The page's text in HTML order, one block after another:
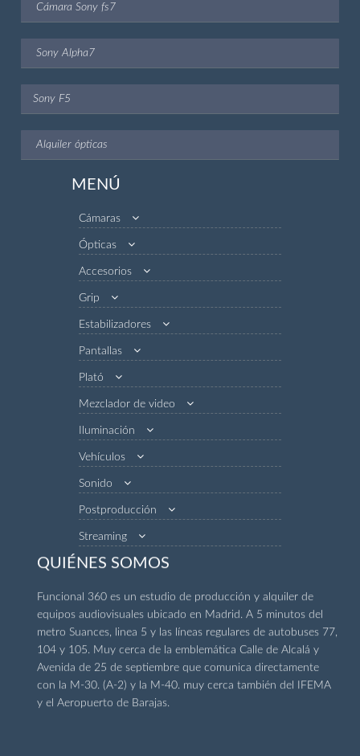
Cámara Sony fs7
Sony Alpha7
Sony F5
Alquiler ópticas
MENÚ
Cámaras
Ópticas
Accesorios
Grip
Estabilizadores
Pantallas
Plató
Mezclador de video
Iluminación
Vehículos
Sonido
Postproducción
Streaming
QUIÉNES SOMOS
Funcional 360 es un estudio de producción y alquiler de
equipos audiovisuales ubicado en Madrid. A 5 minutos del
metro Suances, linea 5 y las líneas regulares de autobuses 77,
104 y 105. Muy cerca de la emblemática Calle de Alcalá y
Avenida de 25 de septiembre que comunica directamente
con la M-30. (A-2) y la M-40. muy cerca también del IFEMA
y el Aeropuerto de Barajas.